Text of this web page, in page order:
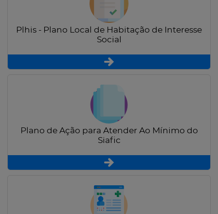
Plhis - Plano Local de Habitação de Interesse
Social
Plano de Ação para Atender Ao Mínimo do
Siafic